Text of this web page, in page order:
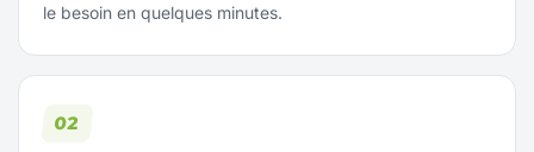
le besoin en quelques minutes.